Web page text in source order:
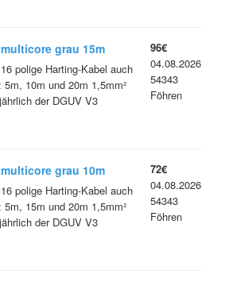
grau 15m
polige Harting-Kabel auch
5m, 10m und 20m 1,5mm²
der DGUV V3
96€
04.08.2026
54343
Föhren
grau 10m
polige Harting-Kabel auch
5m, 15m und 20m 1,5mm²
der DGUV V3
72€
04.08.2026
54343
Föhren